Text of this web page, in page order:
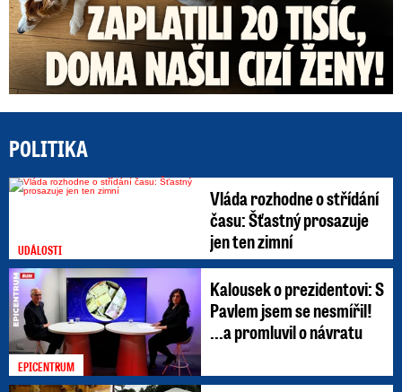
POLITIKA
UDÁLOSTI
Vláda rozhodne o střídání
času: Šťastný prosazuje
jen ten zimní
EPICENTRUM
Kalousek o prezidentovi: S
Pavlem jsem se nesmířil!
...a promluvil o návratu